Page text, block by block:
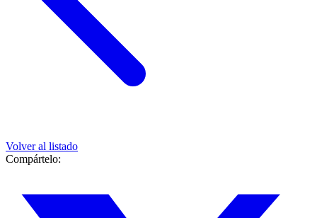
Volver al listado
Compártelo: